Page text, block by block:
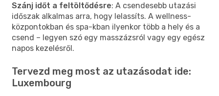
Szánj időt a feltöltődésre: A csendesebb utazási
időszak alkalmas arra, hogy lelassíts. A wellness-
központokban és spa-kban ilyenkor több a hely és a
csend – legyen szó egy masszázsról vagy egy egész
napos kezelésről.
Tervezd meg most az utazásodat ide:
Luxembourg